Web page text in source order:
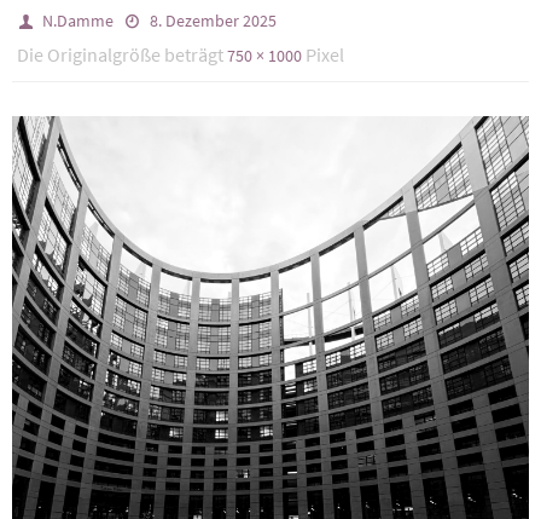
N.Damme 8. Dezember 2025
Die Originalgröße beträgt750 × 1000 Pixel